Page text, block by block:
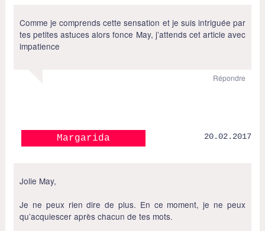
Comme je comprends cette sensation et je suis intriguée par
tes petites astuces alors fonce May, j’attends cet article avec
impatience
Répondre
Margarida 20.02.2017
Jolie May,
Je ne peux rien dire de plus. En ce moment, je ne peux
qu’acquiescer après chacun de tes mots.